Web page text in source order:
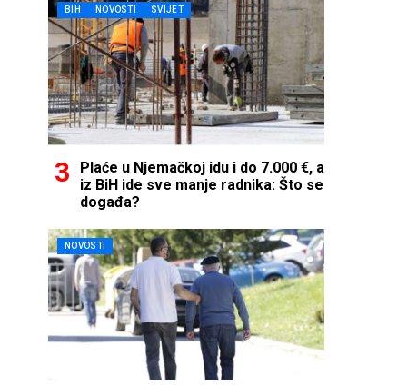
BIH NOVOSTI SVIJET
Plaće u Njemačkoj idu i do 7.000 €, a
iz BiH ide sve manje radnika: Što se
događa?
NOVOSTI